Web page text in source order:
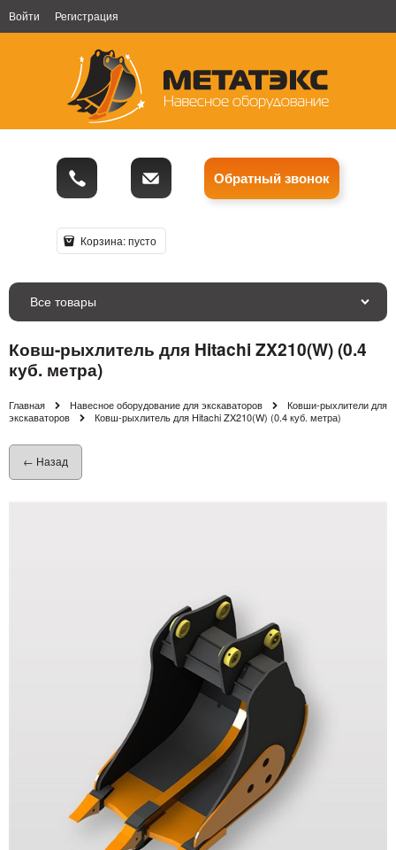
Войти Регистрация
Обратный звонок
Корзина:пусто
Все товары
Ковш-рыхлитель для Hitachi ZX210(W) (0.4
куб. метра)
Главная Навесное оборудование для экскаваторов
Ковши-рыхлители для
экскаваторов
Ковш-рыхлитель для Hitachi ZX210(W) (0.4 куб. метра)
← Назад